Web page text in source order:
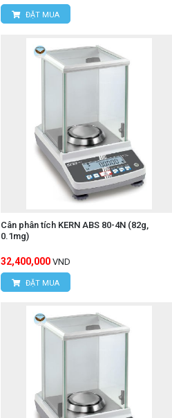
ĐẶT MUA
Cân phân tích KERN ABS 80-4N (82g,
0.1mg)
32,400,000 VND
ĐẶT MUA